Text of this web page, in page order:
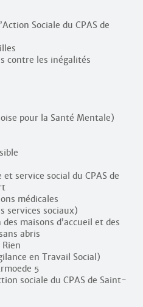
Sociale du CPAS de
contre les inégalités
pour la Santé Mentale)
service social du CPAS de
médicales
services sociaux)
maisons d’accueil et des
abris
Rien
en Travail Social)
5
sociale du CPAS de Saint-